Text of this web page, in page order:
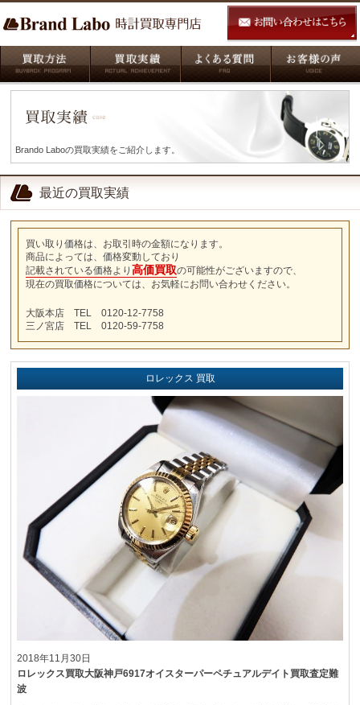
Brando Laboの買取実績をご紹介します。
最近の買取実績
買い取り価格は、お取引時の金額になります。
商品によっては、価格変動しており
記載されている価格より 高価買取の可能性がございますので、
現在の買取価格については、お気軽にお問い合わせください。
大阪本店 TEL 0120-12-7758
三ノ宮店 TEL 0120-59-7758
ロレックス 買取
2018年11月30日
ロレックス買取大阪神戸6917オイスターパーペチュアルデイト買取査定難
波